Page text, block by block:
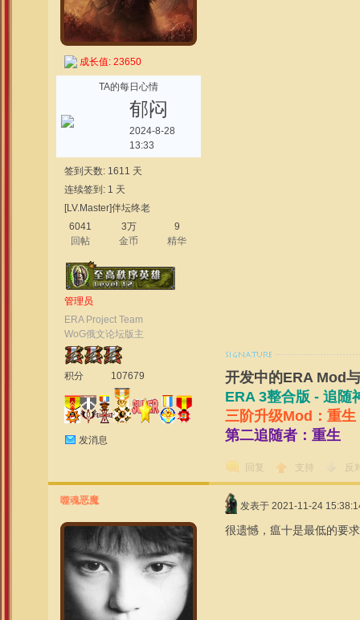
成长值: 23650
TA的每日心情
郁闷
2024-8-28
13:33
签到天数: 1611 天
连续签到: 1 天
[LV.Master]伴坛终老
6041
回帖
3万
金币
9
精华
管理员
ERA Project Team
WoG俄文论坛版主
积分 107679
发消息
开发中的ERA Mod
ERA 3整合版 - 追随
三阶升级Mod：重生
第二追随者：重生
回复 支持 反
噬魂恶魔
发表于 2021-11-24
很遗憾，瘟十是最低的要求